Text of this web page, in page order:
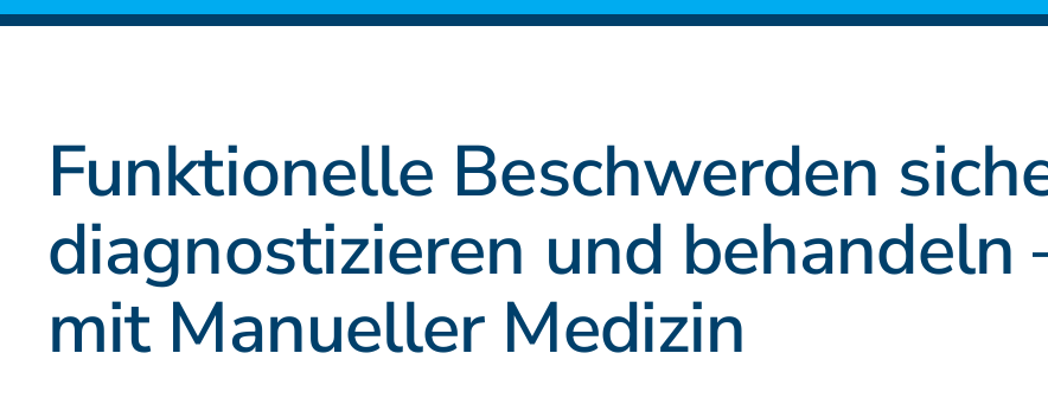
Anwendungsgebiete
Behandlungstechniken
Fallstudien
Kursprogramme
Curriculum
Partner der DAAO
Kurse Osteopathie
Kurse Manuelle Therapie
Sonderkurse
Downloads
Videos
Funktionelle Beschwerden
diagnostizieren und behandeln
mit Manueller Medizin